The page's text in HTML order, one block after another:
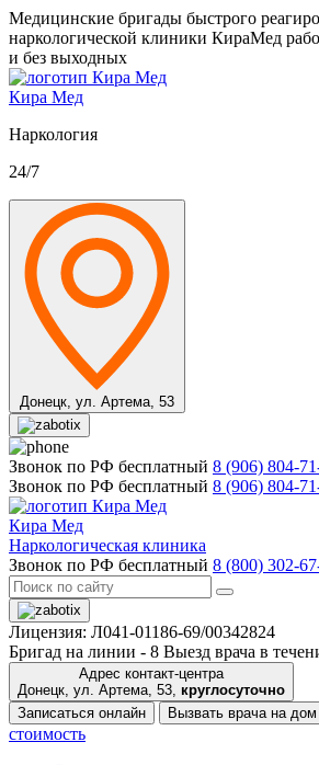
Медицинские бригады быстрого
наркологической клиники КираМед
и без выходных
Кира Мед
Наркология
24/7
Донецк, ул. Артема, 53
Звонок по РФ бесплатный 8 (906) 804-
Звонок по РФ бесплатный 8 (906) 804-
Кира Мед
Наркологическая клиника
Звонок по РФ бесплатный 8 (800) 302-
Лицензия: Л041-01186-69/00342824
Бригад на линии - 8 Выезд врача в
Адрес контакт-центра
Донецк, ул. Артема, 53, круглосуточно
Записаться онлайн
Вызвать врача на дом
стоимость